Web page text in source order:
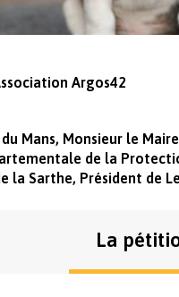
Argos42
Mans, Monsieur le
de la
la Sarthe, Président de
La